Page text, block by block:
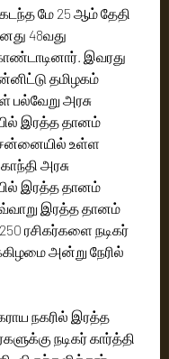
மே 25 ஆம் தேதி
48வது
இவரது
தமிழகம்
பல்வேறு அரசு
இரத்த தானம்
உள்ள
அரசு
இரத்த தானம்
இரத்த தானம்
ரசிகர்களை நடிகர்
அன்று நேரில்
நகரில் இரத்த
நடிகர் கார்த்தி